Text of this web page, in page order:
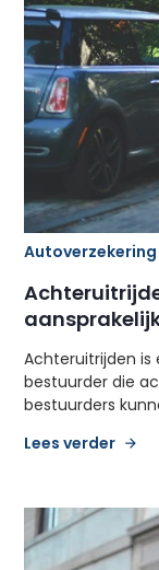
Autoverzekering
Achteruitrijden is
bestuurder die
bestuurders
Lees verder